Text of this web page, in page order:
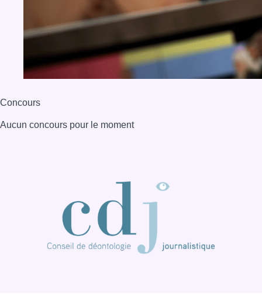
Concours
Aucun concours pour le moment